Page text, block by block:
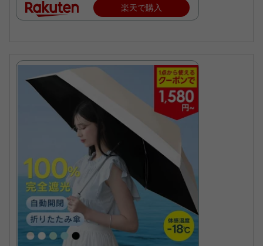
楽天で購入